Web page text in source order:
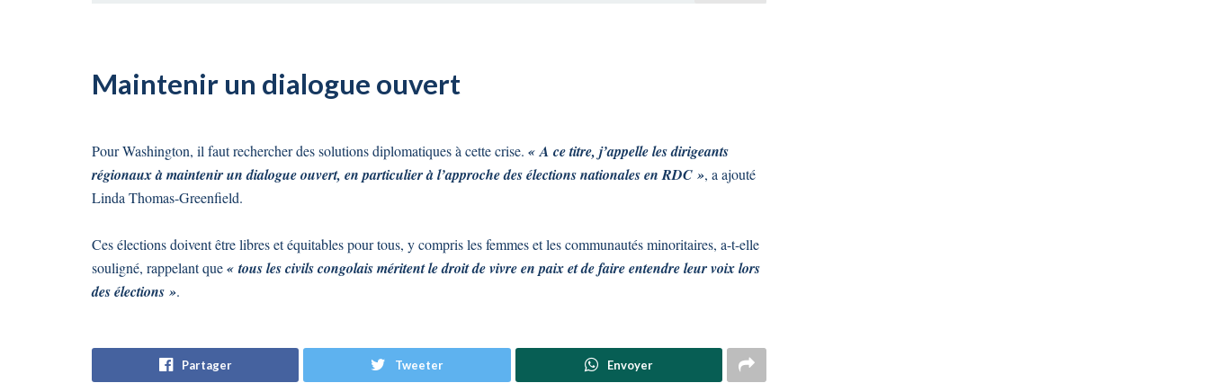
Maintenir un dialogue ouvert
Pour Washington, il faut rechercher des solutions diplomatiques à cette crise. « A ce titre, j’appelle les dirigeants
régionaux à maintenir un dialogue ouvert, en particulier à l’approche des élections nationales en RDC », a ajouté
Linda Thomas-Greenfield.
Ces élections doivent être libres et équitables pour tous, y compris les femmes et les communautés minoritaires, a-t-elle
souligné, rappelant que« tous les civils congolais méritent le droit de vivre en paix et de faire entendre leur voix lors
des élections ».
Partager Tweeter Envoyer